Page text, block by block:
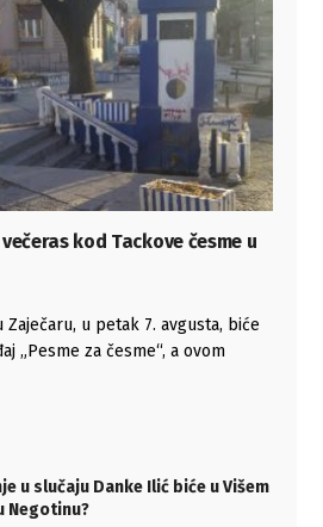
kod Tackove česme u
Zaječaru, u petak 7. avgusta, biće
„Pesme za česme“, a ovom
u slučaju Danke Ilić biće u Višem
Negotinu?